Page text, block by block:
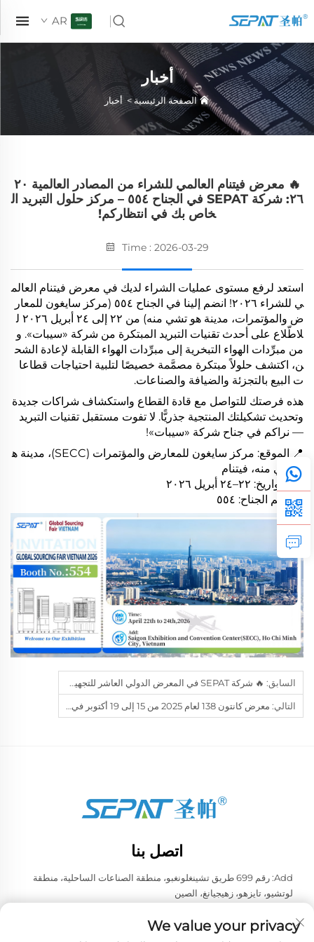
AR
أخبار
الصفحة الرئيسية>أخبار
🔥 معرض فيتنام العالمي للشراء من المصادر العالمية ٢٠
٢٦: شركة SEPAT في الجناح ٥٥٤ – مركز حلول التبريد ال
خاص بك في انتظاركم!
Time : 2026-03-29
استعد لرفع مستوى عمليات الشراء لديك في معرض فيتنام العالم
ي للشراء ٢٠٢٦! انضم إلينا في الجناح ٥٥٤ (مركز سايغون للمعار
ض والمؤتمرات، مدينة هو تشي منه) من ٢٢ إلى ٢٤ أبريل ٢٠٢٦ ل
لاطّلاع على أحدث تقنيات التبريد المبتكرة من شركة «سيبات». و
من مبرِّدات الهواء التبخرية إلى مبرِّدات الهواء القابلة لإعادة الشح
ن، اكتشف حلولاً مبتكرة مصمَّمة خصيصًا لتلبية احتياجات قطاعا
ت البيع بالتجزئة والضيافة والصناعات.
هذه فرصتك للتواصل مع قادة القطاع واستكشاف شراكات جديدة
وتحديث تشكيلتك المنتجية جذريًّا. لا تفوت مستقبل تقنيات التبريد
— نراكم في جناح شركة «سيبات»!
📍 الموقع: مركز سايغون للمعارض والمؤتمرات (SECC)، مدينة ه
و تشي منه، فيتنام
📅 التواريخ: ٢٢–٢٤ أبريل ٢٠٢٦
🚩 رقم الجناح: ٥٥٤
السابق: 🔥 شركة SEPAT في المعرض الدولي العاشر للتجهيزات والمعدات الكهربائية في ييوو بالصين 2026
التالي: معرض كانتون 138 لعام 2025 من 15 إلى 19 أكتوبر في قوانغتشو
اتصل بنا
Add: رقم 699 طريق تشينغلونغبو، منطقة الصناعات الساحلية، منطقة
لوتشيو، تايزهو، زهيجيانغ، الصين
البريد الإلكتروني:
We value your privacy